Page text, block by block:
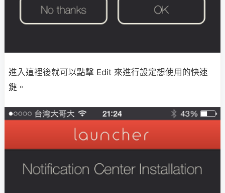
進入這裡後就可以點擊 Edit 來進行設定想使用的快速
鍵。